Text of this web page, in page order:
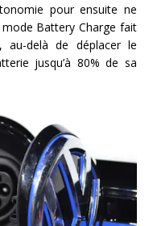
pour ensuite ne
Battery Charge fait
au-delà de déplacer le
jusqu’à 80% de sa